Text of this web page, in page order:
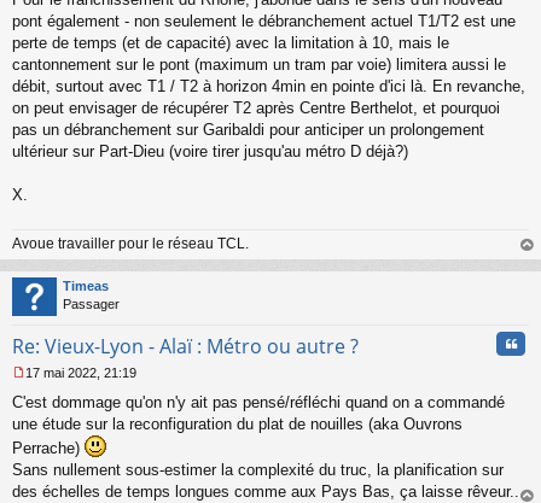
pont également - non seulement le débranchement actuel T1/T2 est une
perte de temps (et de capacité) avec la limitation à 10, mais le
cantonnement sur le pont (maximum un tram par voie) limitera aussi le
débit, surtout avec T1 / T2 à horizon 4min en pointe d'ici là. En revanche,
on peut envisager de récupérer T2 après Centre Berthelot, et pourquoi
pas un débranchement sur Garibaldi pour anticiper un prolongement
ultérieur sur Part-Dieu (voire tirer jusqu'au métro D déjà?)
X.
Avoue travailler pour le réseau TCL.
au
Timeas
Passager
Re: Vieux-Lyon - Alaï : Métro ou autre ?
e
s
a
g
e
17 mai 2022, 21:19
C'est dommage qu'on n'y ait pas pensé/réfléchi quand on a commandé
une étude sur la reconfiguration du plat de nouilles (aka Ouvrons
Perrache)
Sans nullement sous-estimer la complexité du truc, la planification sur
des échelles de temps longues comme aux Pays Bas, ça laisse rêveur...